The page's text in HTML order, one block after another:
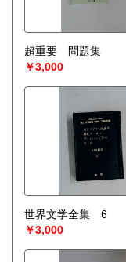
超重要 問題集
￥3,000
世界文学全集 6
￥3,000